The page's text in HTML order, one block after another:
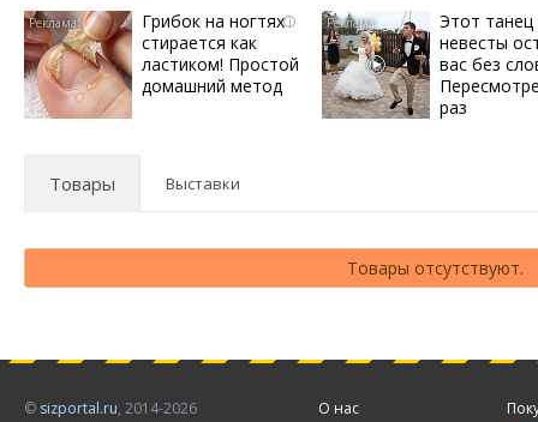
i
Грибок на ногтях
стирается как
ластиком! Простой
домашний метод
Этот танец
невесты
вас без
раз
Товары Выставки
Товары отсутствуют.
© sizportal.ru, 2014-2026
О нас